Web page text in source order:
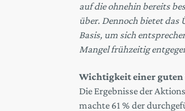
auf die ohnehin bereits
über. Dennoch bietet das
Basis, um sich
Mangel frühzeitig
Wichtigkeit einer
Die Ergebnisse der
machte 61 % der